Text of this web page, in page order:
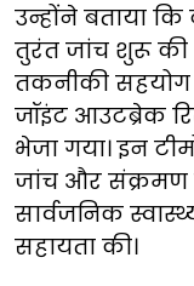
उन्होंने बताया कि
तुरंत जांच शुरू की
तकनीकी सहयोग
जॉइंट आउटब्रेक
भेजा गया। इन
जांच और
सार्वजनिक
सहायता की।